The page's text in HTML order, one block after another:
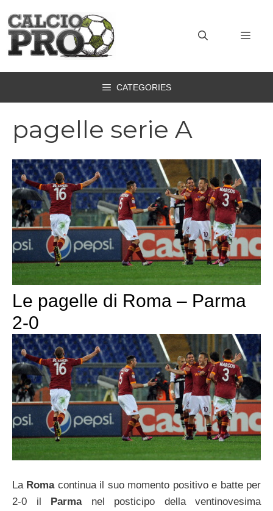
contenuto
CATEGORIES
pagelle serie A
Le pagelle di Roma – Parma
2-0
La Romacontinua il suo momento positivo e batte per
2-0 il Parmanel posticipo della ventinovesima